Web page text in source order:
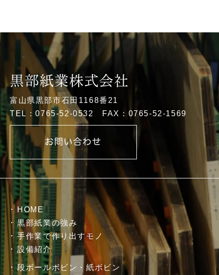
富山県黒部市石田1168番21
TEL：0765-52-0532 FAX：0765-52-1569
HOME
黒部紙業の強み
手作業で作り出すモノ
設備紹介
段ボールボビン・紙ボビン